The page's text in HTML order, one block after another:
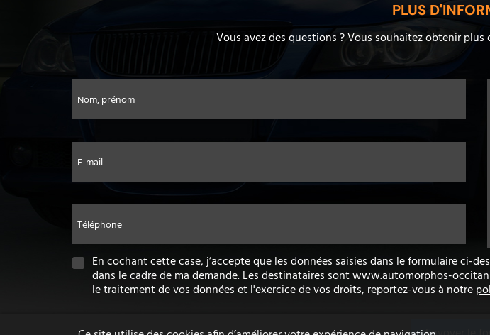
PLUS
Vous avez des questions ? Vous souhaitez obtenir
Nom, prénom
E-mail
Téléphone
En cochant cette case, j’accepte que les données saisies dans le formulaire
dans le cadre de ma demande. Les destinataires sont www.automorphos-
le traitement de vos données et l'exercice de vos droits, reportez-vous à notre